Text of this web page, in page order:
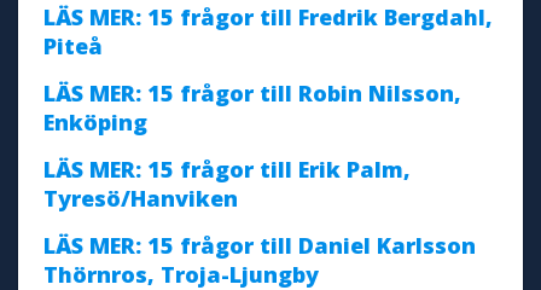
LÄS MER: 15 frågor till Fredrik Bergdahl,
Piteå
LÄS MER: 15 frågor till Robin Nilsson,
Enköping
LÄS MER: 15 frågor till Erik Palm,
Tyresö/Hanviken
LÄS MER: 15 frågor till Daniel Karlsson
Thörnros, Troja-Ljungby